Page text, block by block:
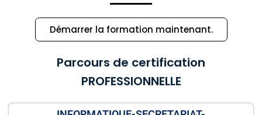
Démarrer la formation maintenant.
Parcours de certification
PROFESSIONNELLE